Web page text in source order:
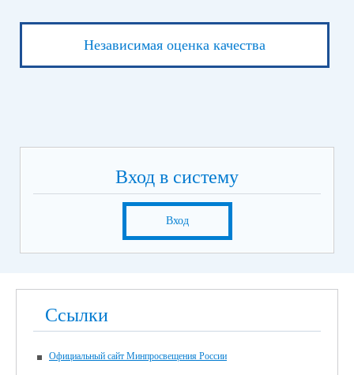
Независимая оценка качества
Вход в систему
Вход
Ссылки
Официальный сайт Минпросвещения России